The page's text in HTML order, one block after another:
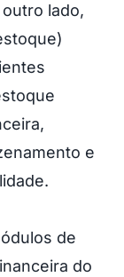
lado,
e
de
do